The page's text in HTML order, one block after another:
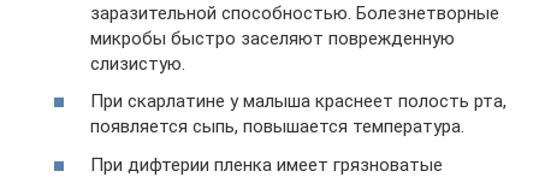
заразительной способностью. Болезнетворные
микробы быстро заселяют поврежденную
слизистую.
При скарлатине у малыша краснеет полость рта,
появляется сыпь, повышается температура.
При дифтерии пленка имеет грязноватые